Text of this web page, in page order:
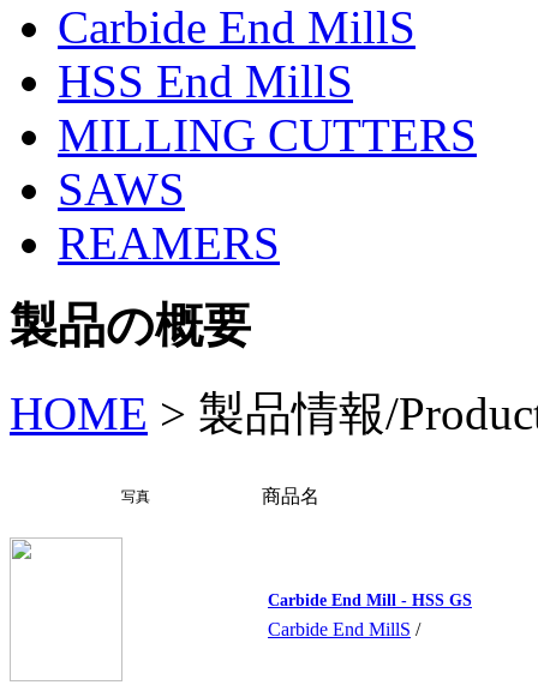
Carbide End MillS
HSS End MillS
MILLING CUTTERS
SAWS
REAMERS
製品の概要
HOME > 製品情報/
写真 商品名
Carbide End Mill - HSS GS
Carbide End MillS /